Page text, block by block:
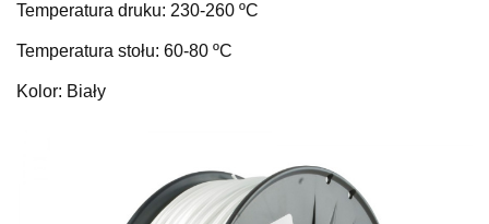
Temperatura druku: 230-260 ºC
Temperatura stołu: 60-80 ºC
Kolor: Biały